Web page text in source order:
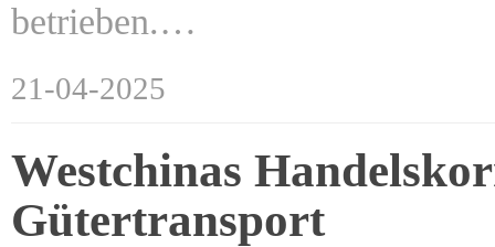
betrieben.…
21-04-2025
Westchinas
Gütertransport